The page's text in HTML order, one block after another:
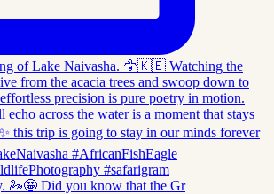
🦢🤩 Did you know that the Gr